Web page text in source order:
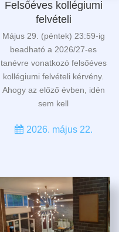
Felsőéves kollégiumi
felvételi
Május 29. (péntek) 23:59-ig
beadható a 2026/27-es
tanévre vonatkozó felsőéves
kollégiumi felvételi kérvény.
Ahogy az előző évben, idén
sem kell
2026. május 22.